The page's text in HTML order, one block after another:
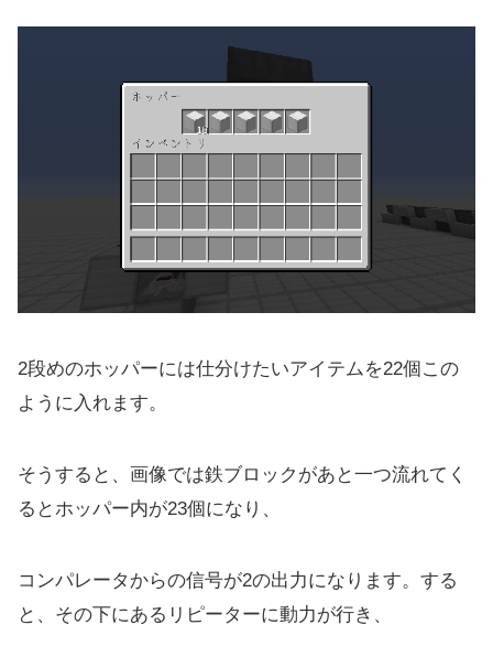
2段めのホッパーには仕分けたいアイテムを22個この
ように入れます。
そうすると、画像では鉄ブロックがあと一つ流れてく
るとホッパー内が23個になり、
コンパレータからの信号が2の出力になります。する
と、その下にあるリピーターに動力が行き、